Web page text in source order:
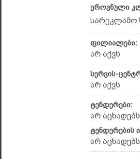
ეროვნული
სარეკლამო
ფილიალები:
არ აქვს
სერვის-
არ აქვს
ტენდერები:
არ
ტენდერების
არ